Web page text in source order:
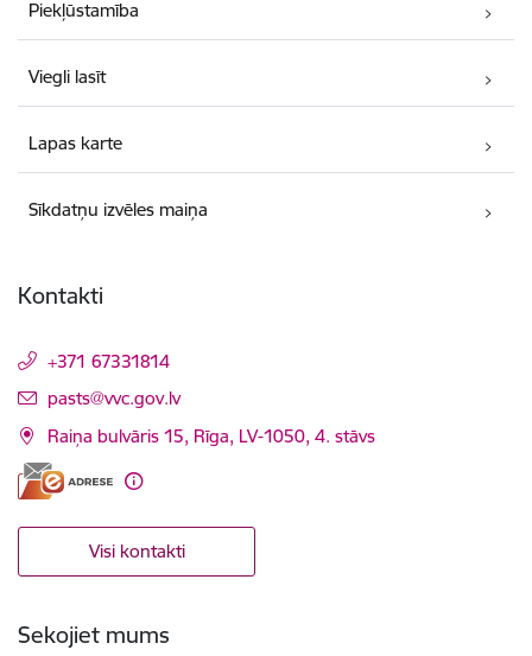
Piekļūstamība
Viegli lasīt
Lapas karte
Sīkdatņu izvēles maiņa
Kontakti
+371 67331814
E-pasts:
pasts@vvc.gov.lv
Raiņa bulvāris 15, Rīga, LV-1050, 4. stāvs
Visi kontakti
Sekojiet mums